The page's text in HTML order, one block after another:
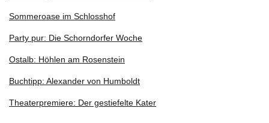
Sommeroase im Schlosshof
Party pur: Die Schorndorfer Woche
Ostalb: Höhlen am Rosenstein
Buchtipp: Alexander von Humboldt
Theaterpremiere: Der gestiefelte Kater